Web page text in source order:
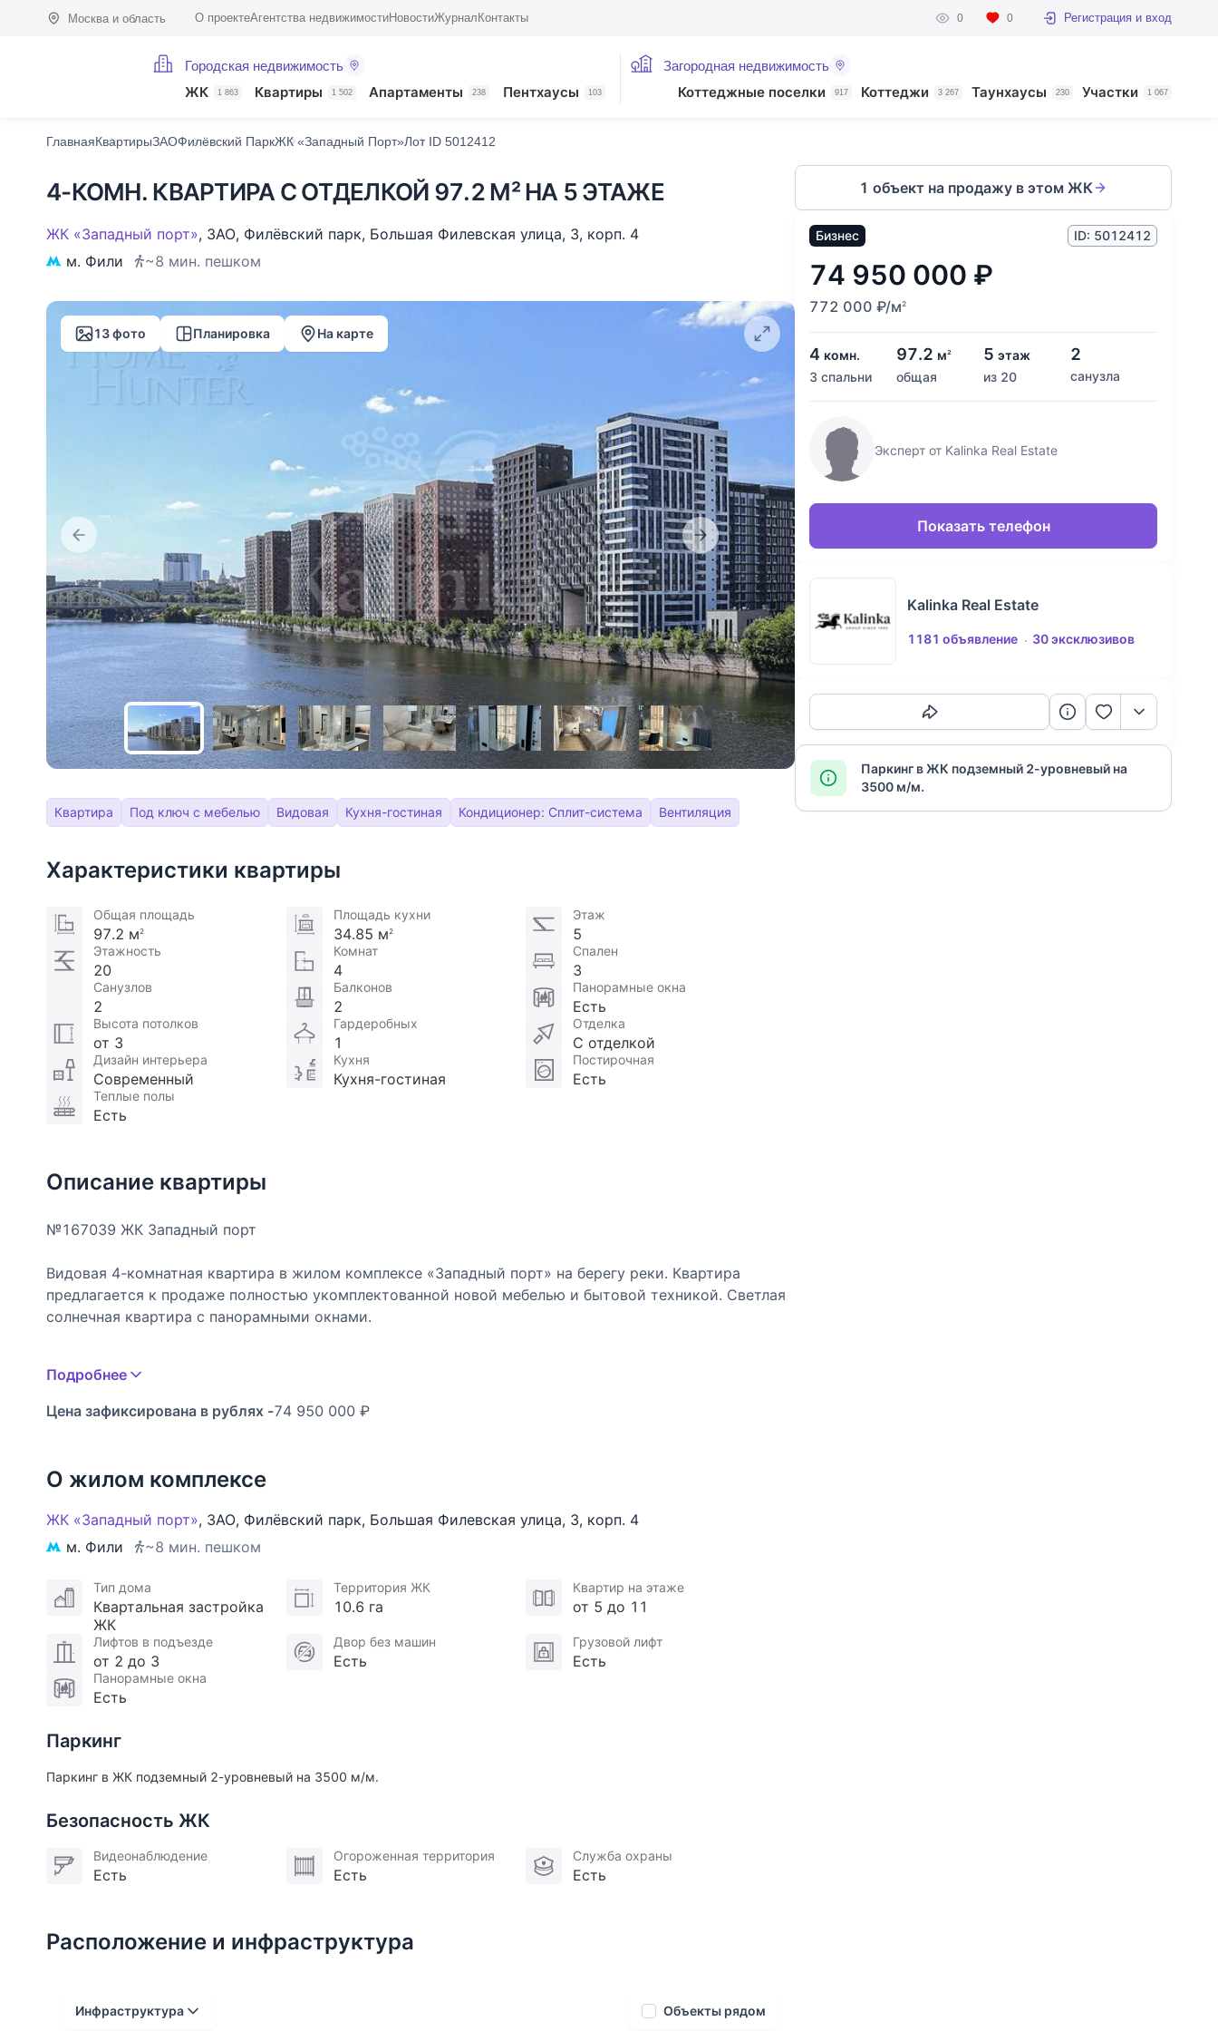
Москва и область О проектеАгентства недвижимостиНовостиЖурнал Контакты 0 0 Регистрация и вход
Городская недвижимость
ЖК 1 863 Квартиры 1 502 Апартаменты 238 Пентхаусы 103
Загородная недвижимость
Коттеджные поселки 917 Коттеджи 3 267 Таунхаусы 230 Участки 1 067
ГлавнаяКвартирыЗАОФилёвский ПаркЖК «Западный Порт»Лот ID 5012412
4-КОМН. КВАРТИРА С ОТДЕЛКОЙ 97.2 М² НА 5 ЭТАЖЕ
ЖК «Западный порт», ЗАО, Филёвский парк, Большая Филевская улица, 3, корп. 4
м. Фили
~8 мин. пешком
13 фото Планировка На карте
Квартира Под ключ с мебелью Видовая Кухня-гостиная Кондиционер: Сплит-система Вентиляция
Характеристики квартиры
Общая площадь
97.2 м 2
Площадь кухни
34.85 м 2
Этаж
5
Этажность
20
Комнат
4
Спален
3
Санузлов
2
Балконов
2
Панорамные окна
Есть
Высота потолков
от 3
Гардеробных
1
Отделка
С отделкой
Дизайн интерьера
Современный
Кухня
Кухня-гостиная
Постирочная
Есть
Теплые полы
Есть
Описание квартиры
№167039 ЖК Западный порт
Видовая 4-комнатная квартира в жилом комплексе «Западный порт» на берегу реки. Квартира
предлагается к продаже полностью укомплектованной новой мебелью и бытовой техникой. Светлая
солнечная квартира с панорамными окнами.
постирочная.
В квартире выполнен дизайнерский ремонт с использованием качественных натуральных
каждой комнате, а также в коридоре и прихожей – вместительные шкафы для хранения вещей.
Система кондиционирования и вентиляции, теплый пол в санузлах и прихожей, датчики протечек,
водонагреватель, система питьевых фильтров на кухне. Санузел с тропическим душем,
гигиеническим душем, стиральной и сушильной машинами. Качественное инженерное оборудование,
внутрипольные конвекторы с электронными термостатами, кондиционеры, бризеры.
Из окон открываются виды на Москву-реку и Москва-Сити.
Комплекс расположен на благоустроенной набережной Москвы-реки с остановкой речного трамвая.
Закрытый двор с ландшафтным дизайном, игровыми зонами для детей и спортивными площадками
для взрослых. Много зелени, газоны, деревья. Рядом множество магазинов, кафе, ТЦ, Филевский парк
и фитнес-центр. Рядом расположен ОЦ Протон с 1 по 11 класс, спортивный центр DЕLO СПОРТ-
МОСКВА с отличной спортивной инфраструктурой – от бассейнов до теннисных кортов и других
видов спорта.
Подробнее
Цена зафиксирована в рублях -74 950 000 ₽
О жилом комплексе
ЖК «Западный порт», ЗАО, Филёвский парк, Большая Филевская улица, 3, корп. 4
м. Фили
~8 мин. пешком
Тип дома
Квартальная застройка
ЖК
Территория ЖК
10.6 га
Квартир на этаже
от 5 до 11
Лифтов в подъезде
от 2 до 3
Двор без машин
Есть
Грузовой лифт
Есть
Панорамные окна
Есть
Паркинг
Паркинг в ЖК подземный 2-уровневый на 3500 м/м.
Безопасность ЖК
Видеонаблюдение
Есть
Огороженная территория
Есть
Служба охраны
Есть
Расположение и инфраструктура
Инфраструктура Объекты рядом
1 объект на продажу в этом ЖК
Бизнес ID: 5012412
74 950 000 ₽
772 000 ₽/м2
4 комн.
3 спальни
97.2 м2
общая
5 этаж
из 20
2
санузла
Эксперт от Kalinka Real Estate
Показать телефон
Kalinka Real Estate
1181 объявление
30 эксклюзивов
Паркинг в ЖК подземный 2-уровневый на
3500 м/м.
ХарактеристикиОписаниеО домеНа карте